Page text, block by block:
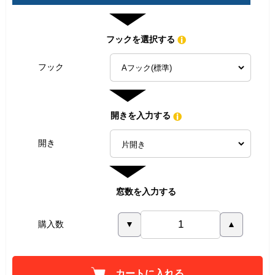
フックを選択する
フック
開きを入力する
開き
窓数を入力する
購入数 ▼ ▲